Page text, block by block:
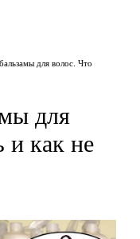
для волос. Что
для
и как не